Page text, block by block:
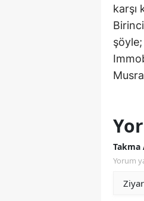
karşı
Takma
Yorum